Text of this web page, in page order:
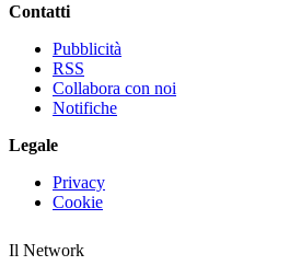
Contatti
Pubblicità
RSS
Collabora con noi
Notifiche
Legale
Privacy
Cookie
Il Network